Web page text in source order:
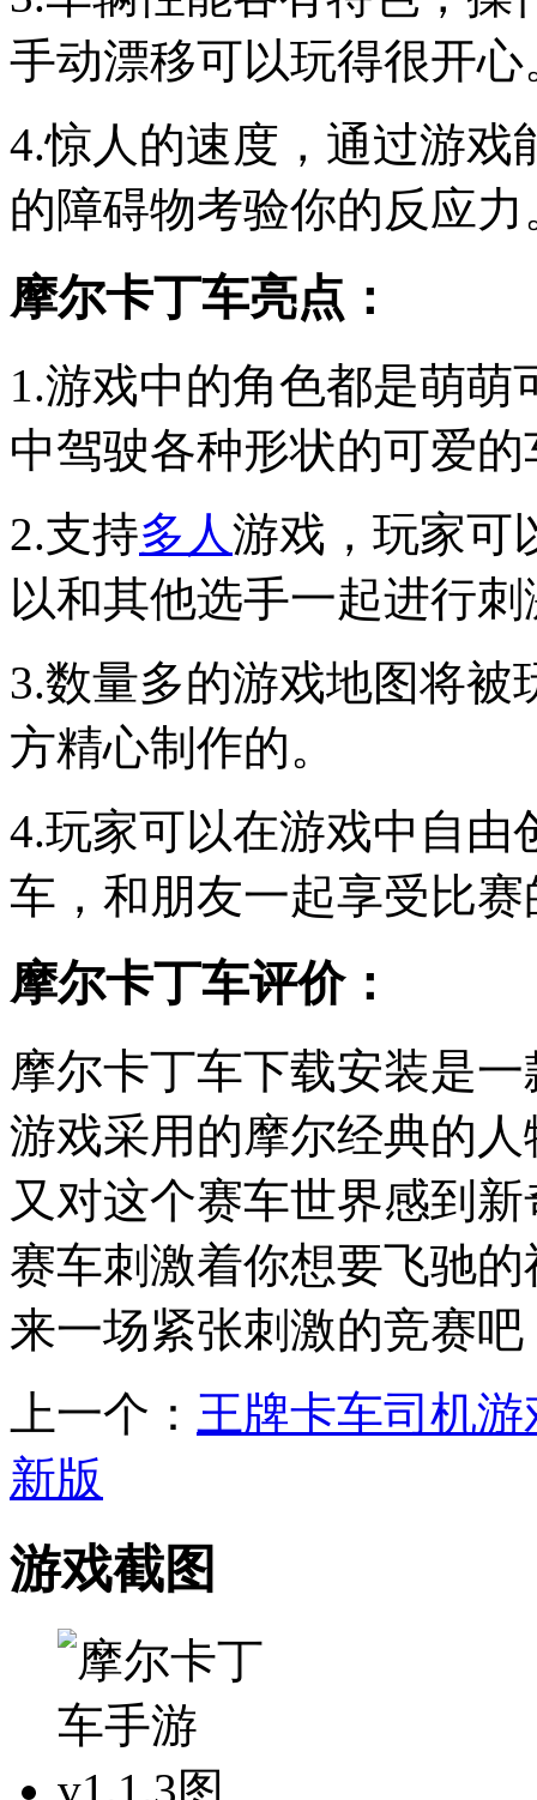
手动漂移可以玩得很开心
4.惊人的速度，通过游戏
的障碍物考验你的反应力
摩尔卡丁车亮点：
1.游戏中的角色都是萌
中驾驶各种形状的可爱
2.支持多人游戏，玩家可
以和其他选手一起进行
3.数量多的游戏地图将
方精心制作的。
4.玩家可以在游戏中自由
车，和朋友一起享受比
摩尔卡丁车评价：
摩尔卡丁车下载安装是
游戏采用的摩尔经典的
又对这个赛车世界感到
赛车刺激着你想要飞驰
来一场紧张刺激的竞赛吧
上一个： 王牌卡车司机游
新版
游戏截图